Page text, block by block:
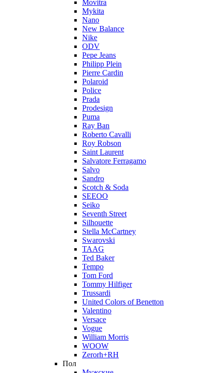
Movitra
Mykita
Nano
New Balance
Nike
ODV
Pepe Jeans
Philipp Plein
Pierre Cardin
Polaroid
Police
Prada
Prodesign
Puma
Ray Ban
Roberto Cavalli
Roy Robson
Saint Laurent
Salvatore Ferragamo
Salvo
Sandro
Scotch & Soda
SEEOO
Seiko
Seventh Street
Silhouette
Stella McCartney
Swarovski
TAAG
Ted Baker
Tempo
Tom Ford
Tommy Hilfiger
Trussardi
United Colors of Benetton
Valentino
Versace
Vogue
William Morris
WOOW
Zerorh+RH
Пол